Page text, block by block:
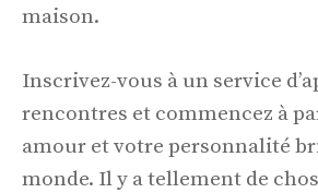
maison.
Inscrivez-vous à un service
rencontres et commencez à
amour et votre personnalité
monde. Il y a tellement de